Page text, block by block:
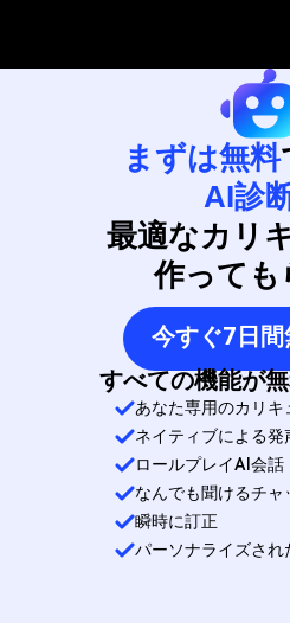
まずは無料
AI診
最適なカリ
作っても
今すぐ7日間
すべての機能が
あなた専用のカリキ
ネイティブによる発
ロールプレイAI会話
なんでも聞けるチャ
瞬時に訂正
パーソナライズされ